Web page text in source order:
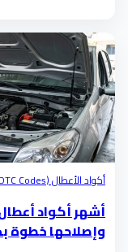
أكواد الأعطال (DTC Codes)
أشهر أكواد
وإصلاحها خطوة